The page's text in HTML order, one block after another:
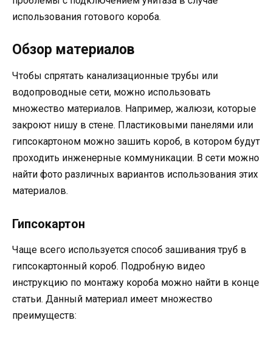
использования готового короба.
Обзор материалов
Чтобы спрятать канализационные трубы или
водопроводные сети, можно использовать
множество материалов. Например, жалюзи, которые
закроют нишу в стене. Пластиковыми панелями или
гипсокартоном можно зашить короб, в котором будут
проходить инженерные коммуникации. В сети можно
найти фото различных вариантов использования этих
материалов.
Гипсокартон
Чаще всего используется способ зашивания труб в
гипсокартонный короб. Подробную видео
инструкцию по монтажу короба можно найти в конце
статьи. Данный материал имеет множество
преимуществ: